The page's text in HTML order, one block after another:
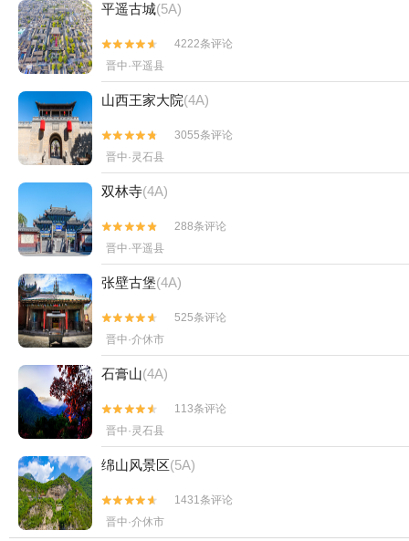
平遥古城(5A)


4222条评论
晋中·平遥县
山西王家大院(4A)


3055条评论
晋中·灵石县
双林寺(4A)


288条评论
晋中·平遥县
张壁古堡(4A)


525条评论
晋中·介休市
石膏山(4A)


113条评论
晋中·灵石县
绵山风景区(5A)


1431条评论
晋中·介休市